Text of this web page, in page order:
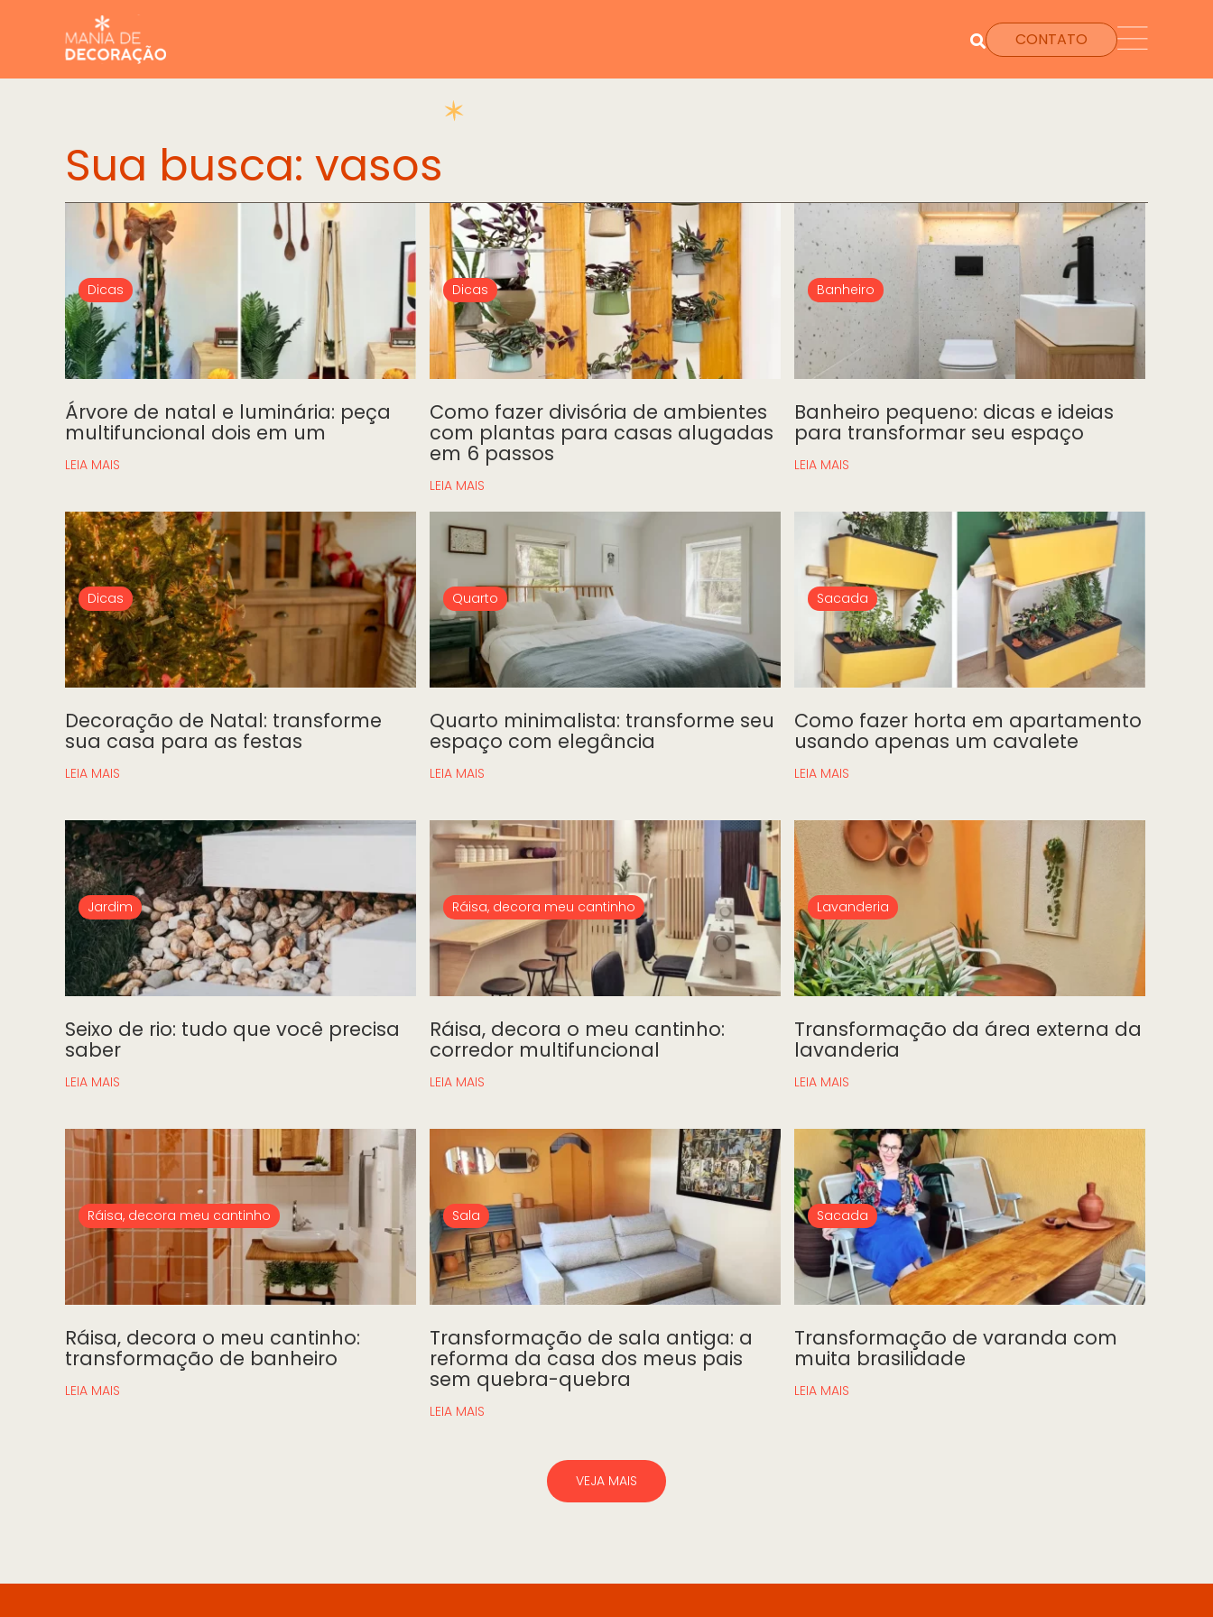
CONTATO
Sua busca: vasos
Dicas
Árvore de natal e luminária: peça
multifuncional dois em um
LEIA MAIS
Dicas
Como fazer divisória de ambientes
com plantas para casas alugadas
em 6 passos
LEIA MAIS
Banheiro
Banheiro pequeno: dicas e ideias
para transformar seu espaço
LEIA MAIS
Dicas
Decoração de Natal: transforme
sua casa para as festas
LEIA MAIS
Quarto
Quarto minimalista: transforme seu
espaço com elegância
LEIA MAIS
Sacada
Como fazer horta em apartamento
usando apenas um cavalete
LEIA MAIS
Jardim
Seixo de rio: tudo que você precisa
saber
LEIA MAIS
Ráisa, decora meu cantinho
Ráisa, decora o meu cantinho:
corredor multifuncional
LEIA MAIS
Lavanderia
Transformação da área externa da
lavanderia
LEIA MAIS
Ráisa, decora meu cantinho
Ráisa, decora o meu cantinho:
transformação de banheiro
LEIA MAIS
Sala
Transformação de sala antiga: a
reforma da casa dos meus pais
sem quebra-quebra
LEIA MAIS
Sacada
Transformação de varanda com
muita brasilidade
LEIA MAIS
VEJA MAIS